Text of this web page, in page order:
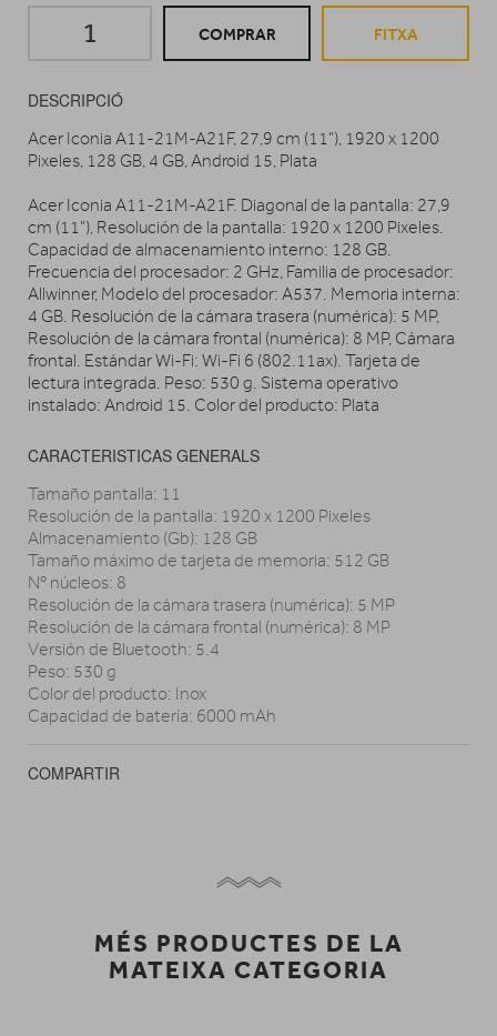
COMPRAR FITXA
DESCRIPCIÓ
Acer Iconia A11-21M-A21F, 27,9 cm (11"), 1920 x 1200
Pixeles, 128 GB, 4 GB, Android 15, Plata
Acer Iconia A11-21M-A21F. Diagonal de la pantalla: 27,9
cm (11"), Resolución de la pantalla: 1920 x 1200 Pixeles.
Capacidad de almacenamiento interno: 128 GB.
Frecuencia del procesador: 2 GHz, Familia de procesador:
Allwinner, Modelo del procesador: A537. Memoria interna:
4 GB. Resolución de la cámara trasera (numérica): 5 MP,
Resolución de la cámara frontal (numérica): 8 MP, Cámara
frontal. Estándar Wi-Fi: Wi-Fi 6 (802.11ax). Tarjeta de
lectura integrada. Peso: 530 g. Sistema operativo
instalado: Android 15. Color del producto: Plata
CARACTERISTICAS GENERALS
Tamaño pantalla: 11
Resolución de la pantalla: 1920 x 1200 Pixeles
Almacenamiento (Gb): 128 GB
Tamaño máximo de tarjeta de memoria: 512 GB
Nº núcleos: 8
Resolución de la cámara trasera (numérica): 5 MP
Resolución de la cámara frontal (numérica): 8 MP
Versión de Bluetooth: 5.4
Peso: 530 g
Color del producto: Inox
Capacidad de batería: 6000 mAh
COMPARTIR
MÉS PRODUCTES DE LA
MATEIXA CATEGORIA